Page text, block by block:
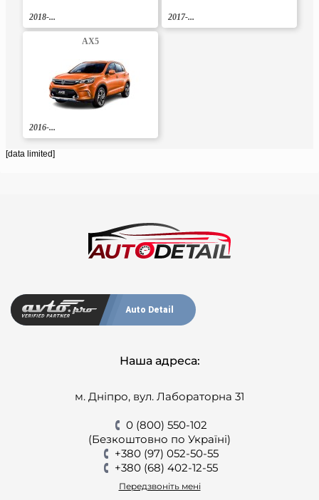
2018-... 2017-...
AX5
2016-...
[data limited]
Auto Detail
Наша адреса:
м. Дніпро, вул. Лабораторна 31
0 (800) 550-102
(Безкоштовно по Україні)
+380 (97) 052-50-55
+380 (68) 402-12-55
Передзвоніть мені